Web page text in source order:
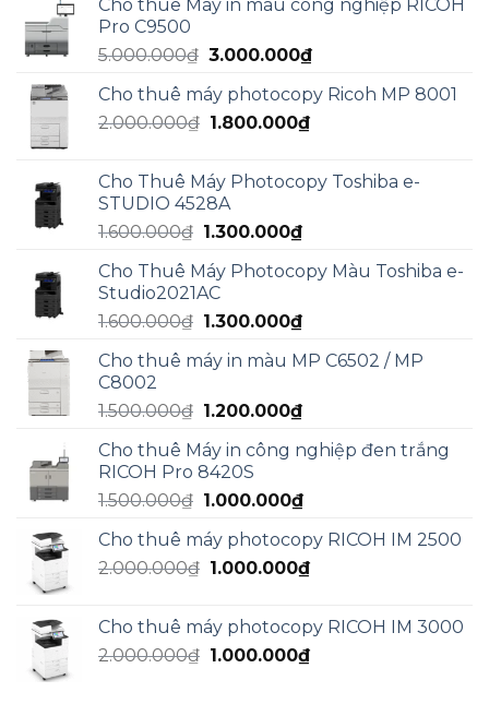
là:
tại
3.000.000₫.
Cho thuê Máy in màu công nghiệp RICOH
Pro C9500
5.000.000₫ Giá
là:
5.000.000₫.
3.000.000₫Giá
tại
Cho thuê máy photocopy Ricoh MP 8001
2.000.000₫ Giá
2.000.000₫.
1.800.000₫Giá
là:
Cho Thuê Máy Photocopy Toshiba e-
STUDIO 4528A
1.600.000₫ Giá
là:
1.600.000₫.
1.300.000₫Giá
tại
1.300.000₫.
Cho Thuê Máy Photocopy Màu Toshiba e-
Studio2021AC
1.600.000₫ Giá
là:
1.300.000₫Giá
tại
1.300.000₫.
Cho thuê máy in màu MP C6502 / MP
C8002
1.500.000₫ Giá
là:
1.500.000₫.
1.200.000₫Giá
tại
1.200.000₫.
Cho thuê Máy in công nghiệp đen trắng
RICOH Pro 8420S
1.500.000₫ Giá
là:
1.500.000₫.
1.000.000₫Giá
tại
là:
Cho thuê máy photocopy RICOH IM 2500
2.000.000₫ Giá
2.000.000₫.
1.000.000₫Giá
là:
1.000.000₫.
Cho thuê máy photocopy RICOH IM 3000
2.000.000₫ Giá
1.000.000₫Giá